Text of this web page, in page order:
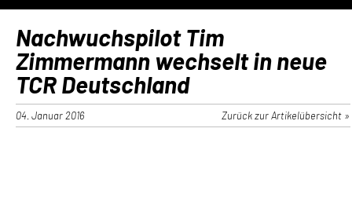
Nachwuchspilot Tim
Zimmermann wechselt in neue
TCR Deutschland
04. Januar 2016 Zurück zur Artikelübersicht »